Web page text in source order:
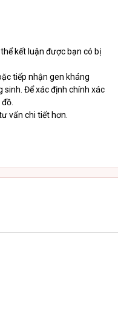
kết luận được bạn có bị
tiếp nhận gen kháng
sinh. Để xác định chính xác
vấn chi tiết hơn.